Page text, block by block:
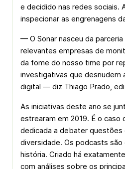
e decidido nas redes sociais.
inspecionar as engrenagens
— O Sonar nasceu da parceria
relevantes empresas de
da fome do nosso time por
investigativas que desnudem
digital — diz Thiago Prado,
As iniciativas deste ano se
estrearam em 2019. É o caso
dedicada a debater questões
diversidade. Os podcasts
história. Criado há
com análises sobre os